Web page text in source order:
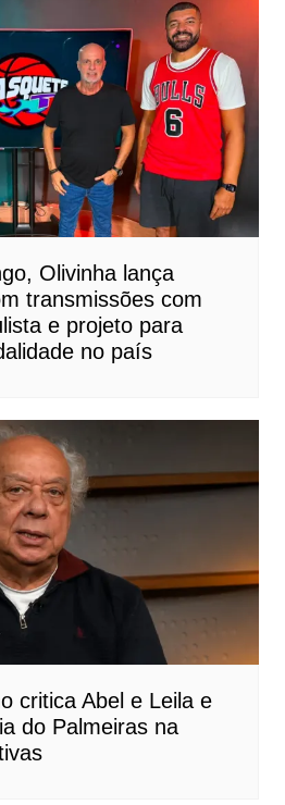
Olivinha lança
transmissões com
e projeto para
no país
critica Abel e Leila e
do Palmeiras na